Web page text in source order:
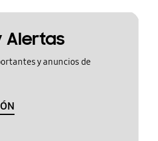
Alertas
y anuncios de